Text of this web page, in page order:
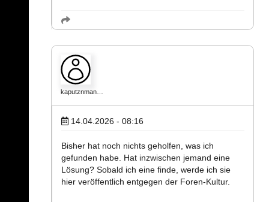
kaputznman…
14.04.2026 - 08:16
Bisher hat noch nichts geholfen, was ich
gefunden habe. Hat inzwischen jemand eine
Lösung? Sobald ich eine finde, werde ich sie
hier veröffentlich entgegen der Foren-Kultur.